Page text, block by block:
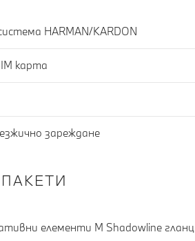
HARMAN/KARDON
карта
зареждане
елементи M Shadowline гланц